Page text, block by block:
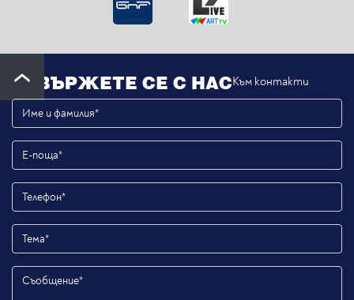
СВЪРЖЕТЕ СЕ С НАСКъм контакти